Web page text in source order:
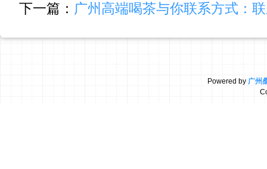
下一篇： 广州高端喝茶与你联系方式：
Powered by 广州